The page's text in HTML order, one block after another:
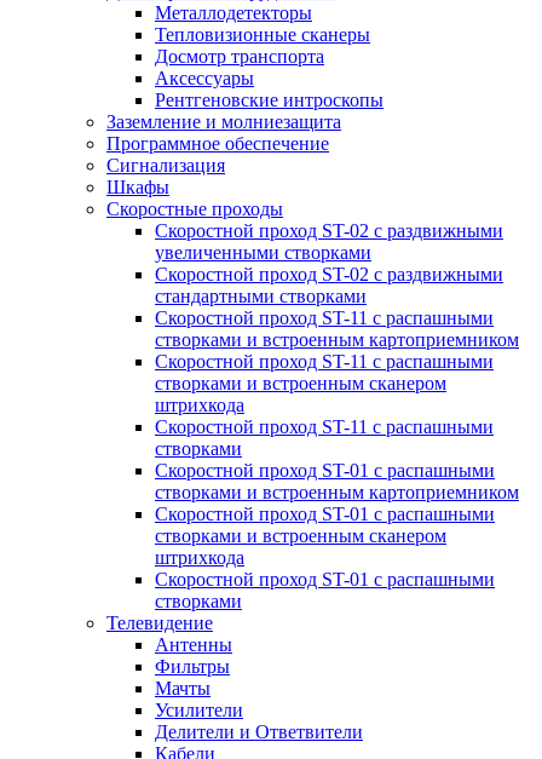
Металлодетекторы
Тепловизионные сканеры
Досмотр транспорта
Аксессуары
Рентгеновские интроскопы
Заземление и молниезащита
Программное обеспечение
Сигнализация
Шкафы
Скоростные проходы
Скоростной проход ST-02 с раздвижными
увеличенными створками
Скоростной проход ST-02 с раздвижными
стандартными створками
Скоростной проход ST-11 с распашными
створками и встроенным картоприемником
Скоростной проход ST-11 с распашными
створками и встроенным сканером
штрихкода
Скоростной проход ST-11 с распашными
створками
Скоростной проход ST-01 с распашными
створками и встроенным картоприемником
Скоростной проход ST-01 с распашными
створками и встроенным сканером
штрихкода
Скоростной проход ST-01 с распашными
створками
Телевидение
Антенны
Фильтры
Мачты
Усилители
Делители и Ответвители
Кабели